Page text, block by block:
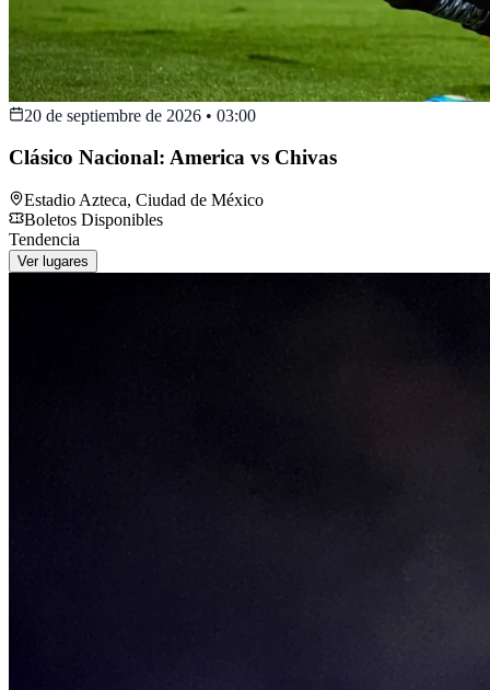
20 de septiembre de 2026 • 03:00
Clásico Nacional: America vs Chivas
Estadio Azteca, Ciudad de México
Boletos Disponibles
Tendencia
Ver lugares